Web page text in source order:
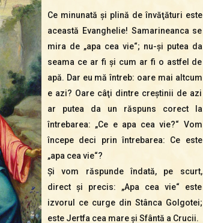
sus/jos
pentru
a
mări
sau
micșora
volumul.
Ce minunată şi plină de învăţături este
această Evanghelie! Samarineanca se
mira de „apa cea vie“; nu-şi putea da
seama ce ar fi şi cum ar fi o astfel de
apă. Dar eu mă întreb: oare mai altcum
e azi? Oare câţi dintre creştinii de azi
ar putea da un răspuns corect la
întrebarea: „Ce e apa cea vie?“ Vom
începe deci prin întrebarea: Ce este
„apa cea vie“?
Şi vom răspunde îndată, pe scurt,
direct şi precis: „Apa cea vie“ este
izvorul ce curge din Stânca Gol­gotei;
este Jertfa cea mare şi Sfântă a Crucii.